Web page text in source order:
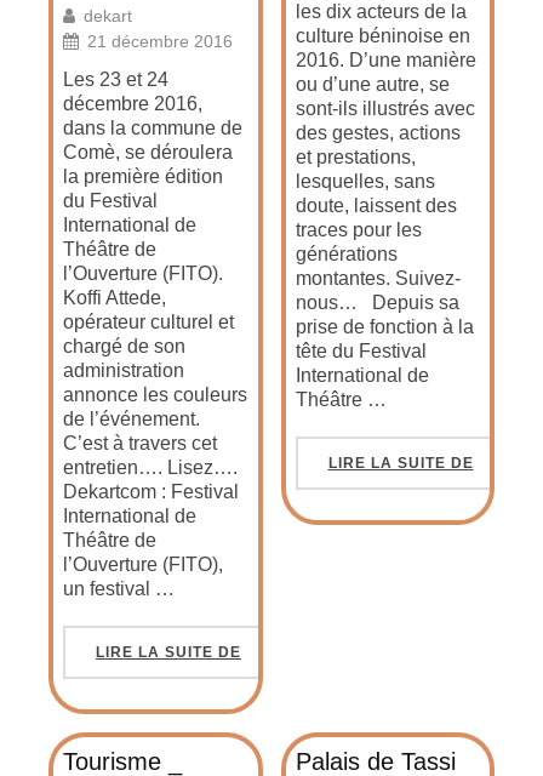
dekart
21 décembre 2016
Les 23 et 24
décembre 2016,
dans la commune de
Comè, se déroulera
la première édition
du Festival
International de
Théâtre de
l’Ouverture (FITO).
Koffi Attede,
opérateur culturel et
chargé de son
administration
annonce les couleurs
de l’événement.
C’est à travers cet
entretien…. Lisez….
Dekartcom : Festival
International de
Théâtre de
l’Ouverture (FITO),
un festival …
LIRE LA SUITE DE
les dix acteurs de la
culture béninoise en
2016. D’une manière
ou d’une autre, se
sont-ils illustrés avec
des gestes, actions
et prestations,
lesquelles, sans
doute, laissent des
traces pour les
générations
montantes. Suivez-
nous… Depuis sa
prise de fonction à la
tête du Festival
International de
Théâtre …
LIRE LA SUITE DE
Tourisme _
Palais de Tassi